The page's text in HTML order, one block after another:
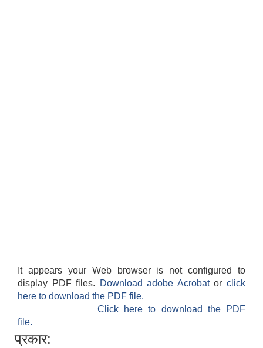
It appears your Web browser is not configured to
display PDF files.
Download adobe Acrobatorclick
here to download the PDF file.
Click here to download the PDF
file.
प्रकार: